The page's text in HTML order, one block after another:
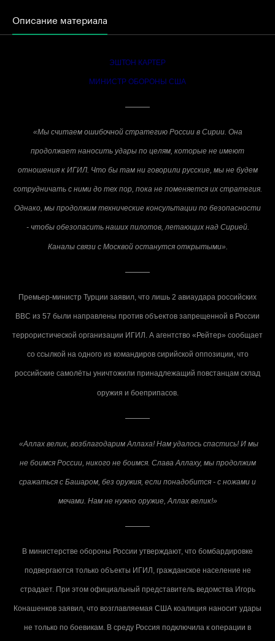
Описание материала
ЭШТОН КАРТЕР
МИНИСТР ОБОРОНЫ США
«Мы считаем ошибочной стратегию России в Сирии. Она
продолжает наносить удары по целям, которые не имеют
отношения к ИГИЛ. Что бы там ни говорили русские, мы не будем
сотрудничать с ними до тех пор, пока не поменяется их стратегия.
Однако, мы продолжим технические консультации по безопасности
- чтобы обезопасить наших пилотов, летающих над Сирией.
Каналы связи с Москвой останутся открытыми».
Премьер-министр Турции заявил, что лишь 2 авиаудара российских
ВВС из 57 были направлены против объектов запрещенной в России
террористической организации ИГИЛ. А агентство «Рейтер» сообщает
со ссылкой на одного из командиров сирийской оппозиции, что
российские самолёты уничтожили принадлежащий повстанцам склад
оружия и боеприпасов.
«Аллах велик, возблагодарим Аллаха! Нам удалось спастись! И мы
не боимся России, никого не боимся. Слава Аллаху, мы продолжим
сражаться с Башаром, без оружия, если понадобится - с ножами и
мечами. Нам не нужно оружие, Аллах велик!»
В министерстве обороны России утверждают, что бомбардировке
подвергаются только объекты ИГИЛ, гражданское население не
страдает. При этом официальный представитель ведомства Игорь
Конашенков заявил, что возглавляемая США коалиция наносит удары
не только по боевикам. В среду Россия подключила к операции в